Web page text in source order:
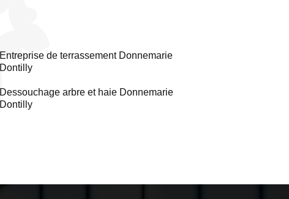
Entreprise de terrassement Donnemarie
Dontilly
Dessouchage arbre et haie Donnemarie
Dontilly